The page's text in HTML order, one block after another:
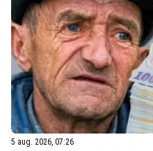
5 aug. 2026, 07:26